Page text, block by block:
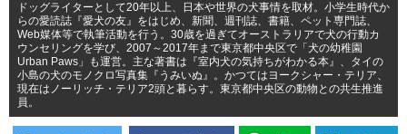
ドッグライターとして20年以上、日本や世界の犬事情を取材。小学生時代か
らの愛読誌『愛犬の友』をはじめ、新聞、週刊誌、書籍、ペット専門誌、
Web媒体等で執筆活動を行う。30歳を過ぎてオーストラリアで犬の行動カ
ウンセリングを学び、2007～2017年まで東京都中央区で「犬の幼稚園
Urban Paws」も運営。主な著書は『室内犬の気持ちがわかる本』、タイの
小島の犬のモノクロ写真集『うみいぬ』。かつてはヨークシャー・テリア、
現在はノーリッチ・テリア2頭と暮らす。東京都中央区の動物との共生推進
員。